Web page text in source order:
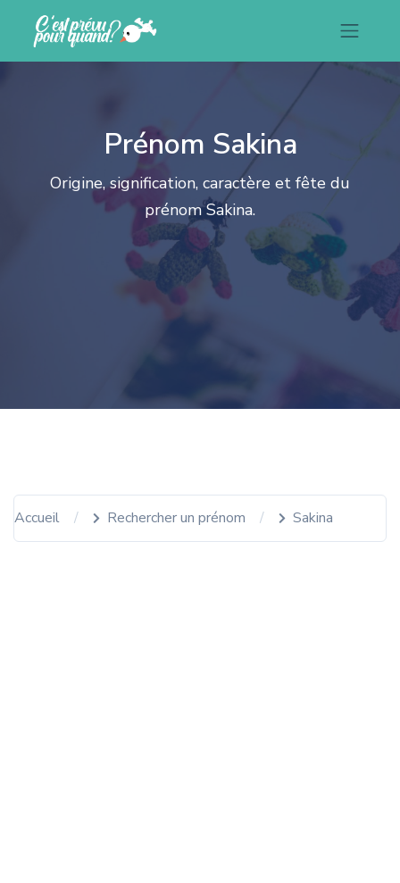
Prénom Sakina
Origine, signification, caractère et fête du
prénom Sakina.
Accueil Rechercher un prénom Sakina